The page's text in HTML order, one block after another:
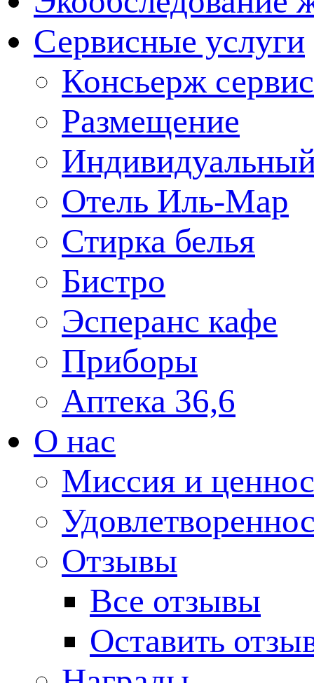
Сервисные услуги
Консьерж сервис
Размещение
Отель Иль-Мар
Стирка белья
Бистро
Эсперанс кафе
Приборы
Аптека 36,6
О нас
Миссия и
Отзывы
Все отзывы
Оставить